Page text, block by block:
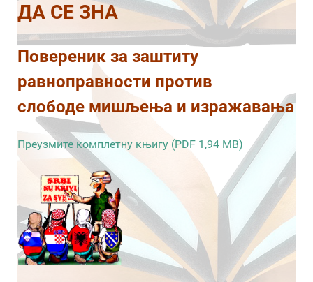
ДА СЕ ЗНА
Повереник за заштиту
равноправности против
слободе мишљења и изражавања
Преузмите комплетну књигу (PDF 1,94 MB)